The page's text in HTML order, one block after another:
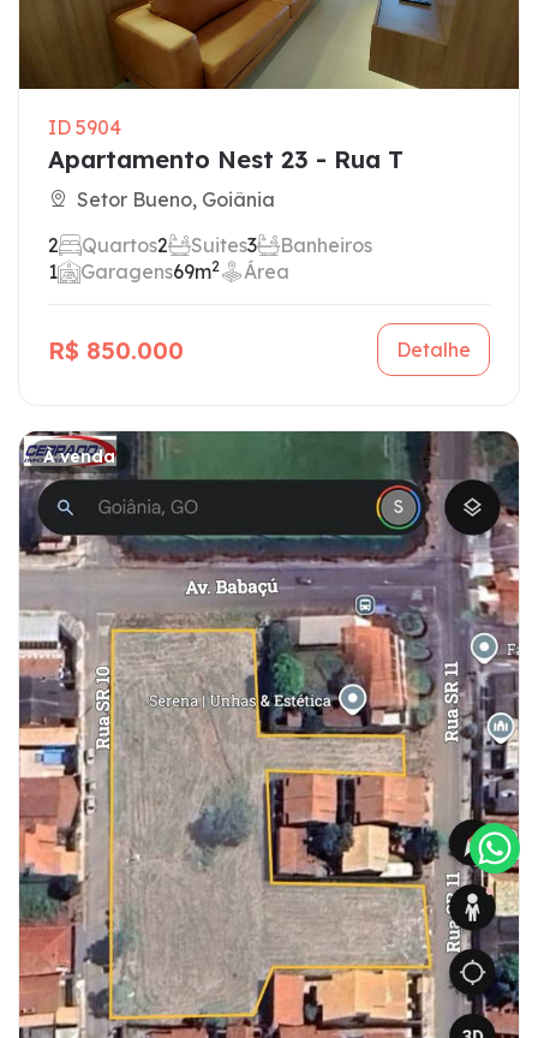
ID 5904
Apartamento Nest 23 - Rua T
Setor Bueno, Goiânia
2
Quartos2 Suites3
Banheiros
1
Garagens69m2 Área
R$ 850.000 Detalhe
À venda